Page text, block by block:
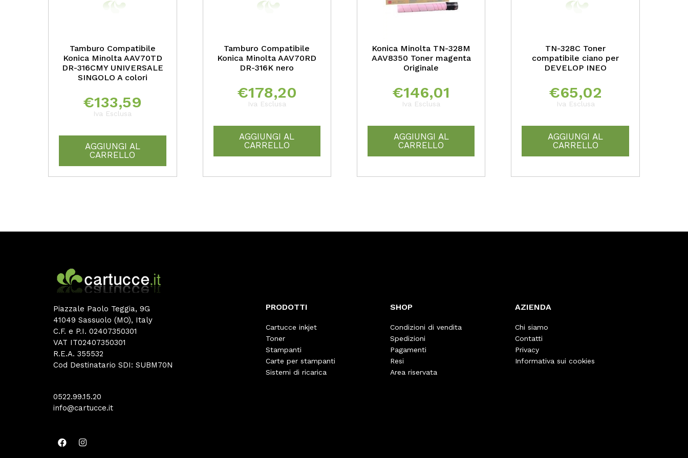
Tamburo Compatibile
Konica Minolta AAV70TD
DR-316CMY UNIVERSALE
SINGOLO A colori
€133,59
Iva Esclusa
AGGIUNGI AL
CARRELLO
Tamburo Compatibile
Konica Minolta AAV70RD
DR-316K nero
€178,20
Iva Esclusa
AGGIUNGI AL
CARRELLO
Konica Minolta TN-328M
AAV8350 Toner magenta
Originale
€146,01
Iva Esclusa
AGGIUNGI AL
CARRELLO
TN-328C Toner
compatibile ciano per
DEVELOP INEO
€65,02
Iva Esclusa
AGGIUNGI AL
CARRELLO
Piazzale Paolo Teggia, 9G
41049 Sassuolo (MO), Italy
C.F. e P.I. 02407350301
VAT IT02407350301
R.E.A. 355532
Cod Destinatario SDI: SUBM70N
0522.99.15.20
info@cartucce.it
PRODOTTI
Cartucce inkjet
Toner
Stampanti
Carte per stampanti
Sistemi di ricarica
SHOP
Condizioni di vendita
Spedizioni
Pagamenti
Resi
Area riservata
AZIENDA
Chi siamo
Contatti
Privacy
Informativa sui cookies